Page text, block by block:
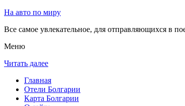
На авто по миру
Все самое увлекательное, для отправляющихся в
Меню
Читать далее
Главная
Отели Болгарии
Карта Болгарии